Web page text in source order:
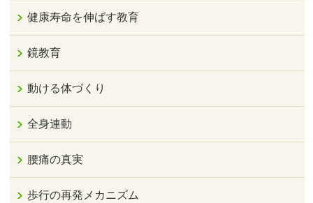
健康寿命を伸ばす教育
鏡教育
動ける体づくり
全身連動
腰痛の真実
歩行の再発メカニズム